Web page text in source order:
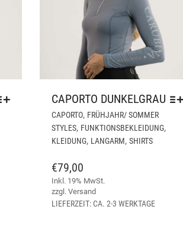
VARIANTEN
CAPORTO DUNKELGRAU
CAPORTO, FRÜHJAHR/ SOMMER
STYLES, FUNKTIONSBEKLEIDUNG,
KLEIDUNG, LANGARM, SHIRTS
€79,00
Inkl. 19% MwSt.
zzgl. Versand
LIEFERZEIT: CA. 2-3 WERKTAGE